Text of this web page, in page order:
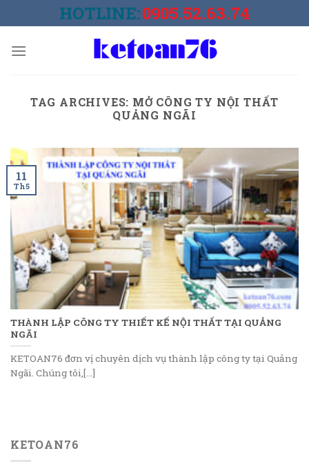
to
HOTLINE:0905.52.63.74
TAG ARCHIVES: MỞ CÔNG TY NỘI THẤT
QUẢNG NGÃI
THÀNH LẬP CÔNG TY THIẾT KẾ NỘI THẤT TẠI QUẢNG
NGÃI
KETOAN76 đơn vị chuyên dịch vụ thành lập công ty tại Quảng
Ngãi. Chúng tôi,[...]
11
Th5
KETOAN76